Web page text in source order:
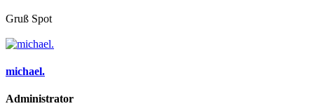
Gruß Spot
michael.
Administrator